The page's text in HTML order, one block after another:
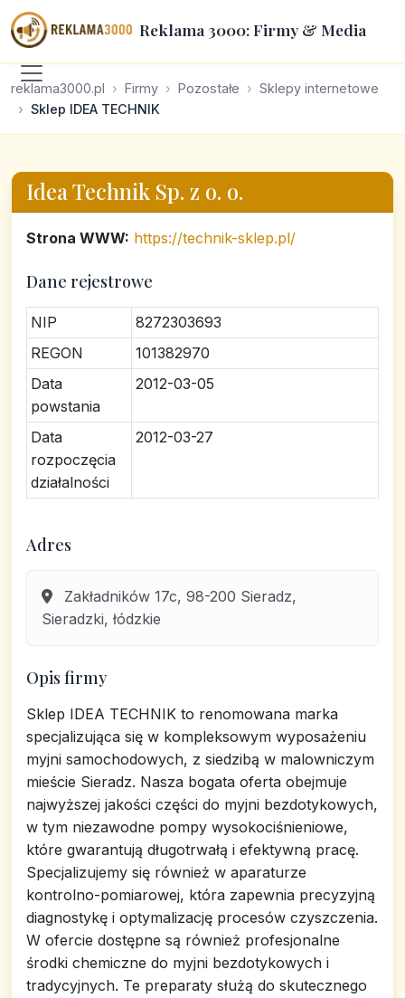
Reklama 3000: Firmy & Media
reklama3000.pl Firmy Pozostałe
Sklepy internetowe
Sklep IDEA TECHNIK
Idea Technik Sp. z o. o.
Strona WWW: https://technik-sklep.pl/
Dane rejestrowe
NIP
8272303693
REGON
101382970
Data
powstania
2012-03-05
Data
rozpoczęcia
działalności
2012-03-27
Adres
Zakładników 17c, 98-200 Sieradz,
Sieradzki, łódzkie
Opis firmy
Sklep IDEA TECHNIK to renomowana marka
specjalizująca się w kompleksowym wyposażeniu
myjni samochodowych, z siedzibą w malowniczym
mieście Sieradz. Nasza bogata oferta obejmuje
najwyższej jakości części do myjni bezdotykowych,
w tym niezawodne pompy wysokociśnieniowe,
które gwarantują długotrwałą i efektywną pracę.
Specjalizujemy się również w aparaturze
kontrolno-pomiarowej, która zapewnia precyzyjną
diagnostykę i optymalizację procesów czyszczenia.
W ofercie dostępne są również profesjonalne
środki chemiczne do myjni bezdotykowych i
tradycyjnych. Te preparaty służą do skutecznego